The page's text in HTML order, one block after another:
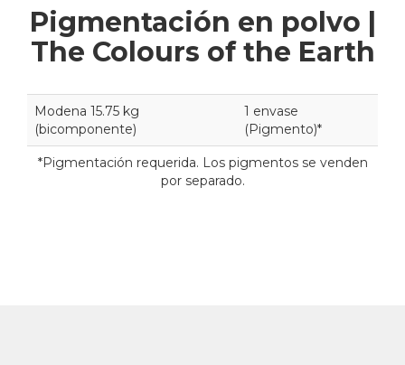
Pigmentación en polvo |
The Colours of the Earth
Modena 15.75 kg
(bicomponente)
1 envase
(Pigmento)*
*Pigmentación requerida. Los pigmentos se venden
por separado.